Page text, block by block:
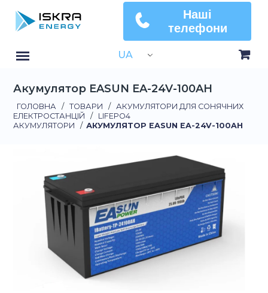
Наші
телефони
UA
Акумулятор EASUN EA-24V-100AH
ГОЛОВНА / ТОВАРИ / АКУМУЛЯТОРИ ДЛЯ СОНЯЧНИХ
ЕЛЕКТРОСТАНЦІЙ
/
LIFEPO4
АКУМУЛЯТОРИ
/ АКУМУЛЯТОР EASUN EA-24V-100AH